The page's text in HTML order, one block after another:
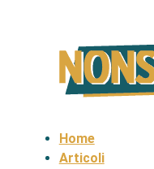
Home
Articoli